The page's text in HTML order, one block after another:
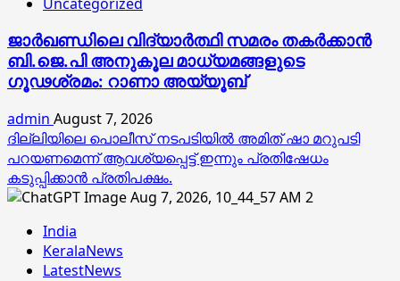
ജാര്‍ഖണ്ഡിലെ വിദ്യാര്‍ത്ഥി സമരം തകര്‍ക്കാന്‍
ബി.ജെ.പി അനുകൂല മാധ്യമങ്ങളുടെ
ഗൂഢശ്രമം: റാണാ അയ്യൂബ്
admin August 7, 2026
ദില്ലിയിലെ പൊലീസ് നടപടിയിൽ അമിത് ഷാ മറുപടി
പറയണമെന്ന് ആവശ്യപ്പെട്ട് ഇന്നും പ്രതിഷേധം
കടുപ്പിക്കാൻ പ്രതിപക്ഷം.
2
India
KeralaNews
LatestNews